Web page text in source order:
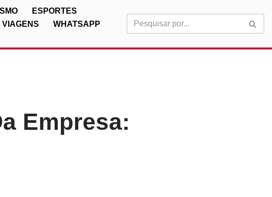
ESPORTES
VIAGENS
WHATSAPP
Empresa: